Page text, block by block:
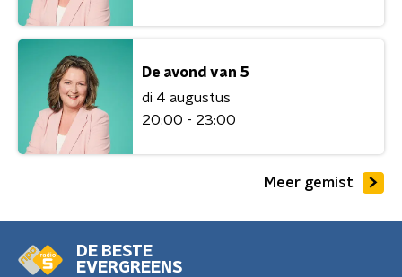
De avond van 5
di 4 augustus
20:00 - 23:00
Meer gemist
DE BESTE
EVERGREENS